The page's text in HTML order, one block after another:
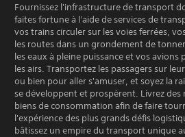
Fournissez l'infrastructure de transport
faites fortune à l'aide de services de
vos trains circuler sur les voies ferrées,
les routes dans un grondement de
les eaux à pleine puissance et vos
les airs. Transportez les passagers sur
ou bien pour aller s'amuser, et soyez la
se développent et prospèrent. Livrez des
biens de consommation afin de faire
l'expérience des plus grands défis
bâtissez un empire du transport unique